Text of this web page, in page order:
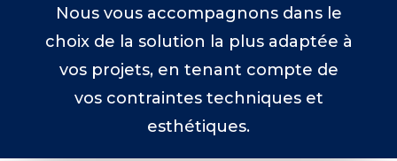
Nous vous accompagnons dans le
choix de la solution la plus adaptée à
vos projets, en tenant compte de
vos contraintes techniques et
esthétiques.